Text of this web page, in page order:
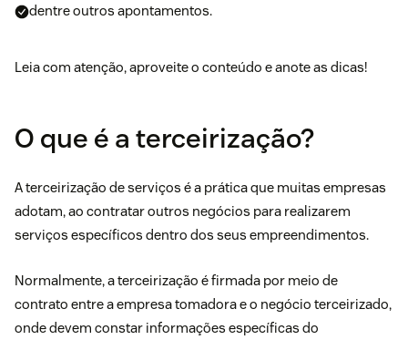
dentre outros apontamentos.
Leia com atenção, aproveite o conteúdo e anote as dicas!
O que é a terceirização?
A terceirização de serviços é a prática que muitas empresas
adotam, ao contratar outros negócios para realizarem
serviços específicos dentro dos seus empreendimentos.
Normalmente, a terceirização é firmada por meio de
contrato entre a empresa tomadora e o negócio terceirizado,
onde devem constar informações específicas do